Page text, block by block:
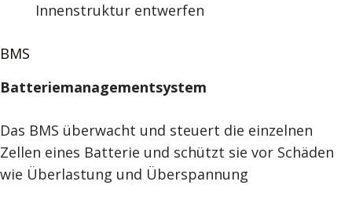
Innenstruktur entwerfen
BMS
Batteriemanagementsystem
Das BMS überwacht und steuert die einzelnen
Zellen eines Batterie und schützt sie vor Schäden
wie Überlastung und Überspannung